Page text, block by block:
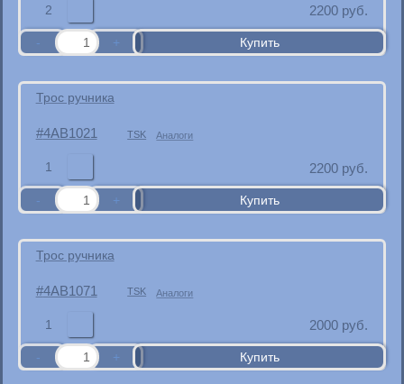
2 2200 руб.
Трос ручника
4AB1021 TSK Аналоги
1 2200 руб.
Трос ручника
4AB1071 TSK Аналоги
1 2000 руб.